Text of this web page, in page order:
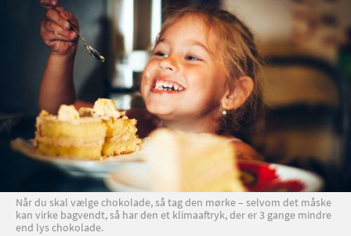
Når du skal vælge chokolade, så tag den mørke – selvom det måske
kan virke bagvendt, så har den et klimaaftryk, der er 3 gange mindre
end lys chokolade.